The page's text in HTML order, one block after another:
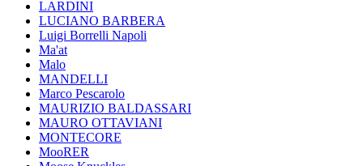
LARDINI
LUCIANO BARBERA
Luigi Borrelli Napoli
Ma'at
Malo
MANDELLI
Marco Pescarolo
MAURIZIO BALDASSARI
MAURO OTTAVIANI
MONTECORE
MooRER